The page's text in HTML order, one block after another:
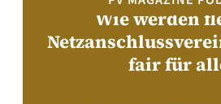
Wie werden
fair für